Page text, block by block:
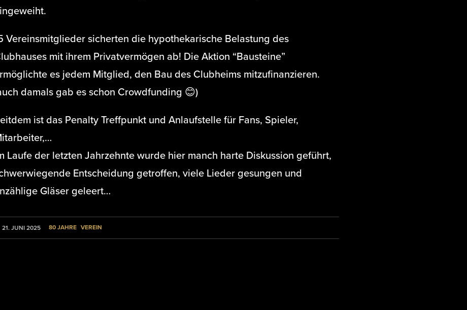
Vereinsmitglieder sicherten die hypothekarische Belastung des
mit ihrem Privatvermögen ab! Die Aktion “Bausteine”
es jedem Mitglied, den Bau des Clubheims mitzufinanzieren.
damals gab es schon Crowdfunding 😊)
ist das Penalty Treffpunkt und Anlaufstelle für Fans, Spieler,
Laufe der letzten Jahrzehnte wurde hier manch harte Diskussion geführt,
Entscheidung getroffen, viele Lieder gesungen und
Gläser geleert…
21. JUNI 2025 80 JAHRE VEREIN